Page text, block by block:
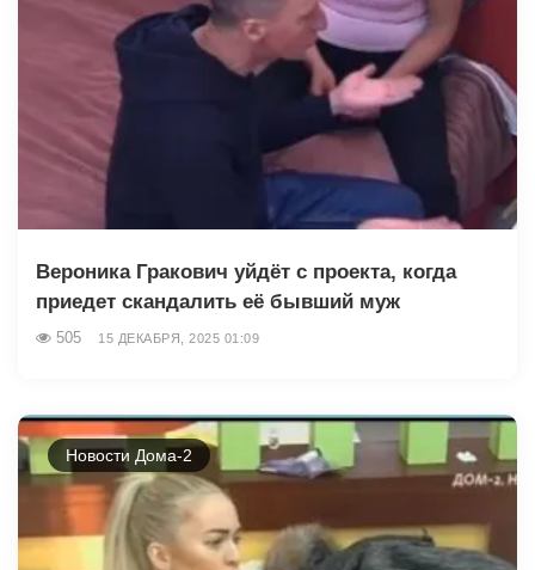
Вероника Гракович уйдёт с проекта, когда
приедет скандалить её бывший муж
505 15 ДЕКАБРЯ, 2025 01:09
Новости Дома-2